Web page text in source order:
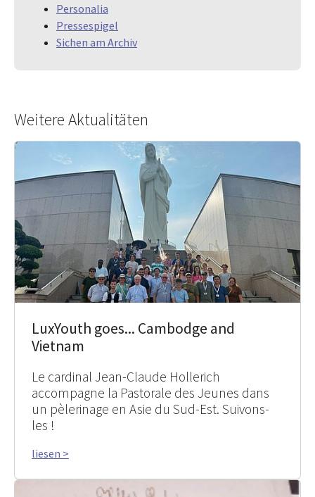
Personalia
Pressespigel
Sichen am Archiv
Weitere Aktualitäten
LuxYouth goes... Cambodge and
Vietnam
Le cardinal Jean-Claude Hollerich
accompagne la Pastorale des Jeunes dans
un pèlerinage en Asie du Sud-Est. Suivons-
les !
liesen >